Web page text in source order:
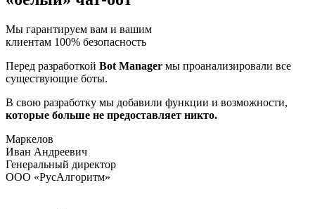
Мы гарантируем вам и вашим
клиентам 100% безопасность
Перед разработкой Bot Manager мы проанализировали все
существующие боты.
В свою разработку мы добавили функции и возможности,
которые больше не предоставляет никто.
Маркелов
Иван Андреевич
Генеральный директор
ООО «РусАлгоритм»